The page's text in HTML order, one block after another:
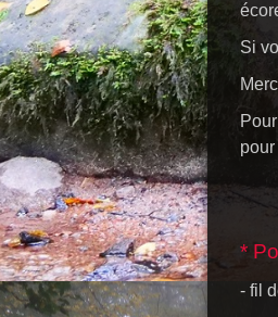
Si
*
- fil